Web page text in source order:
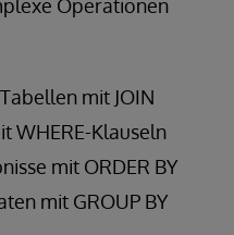
Operationen
mit JOIN
WHERE-Klauseln
mit ORDER BY
mit GROUP BY